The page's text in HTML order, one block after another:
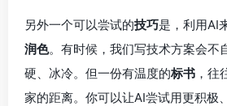
另外一个可以尝试的技巧是，利用AI
润色。有时候，我们写技术方案会不
硬、冰冷。但一份有温度的标书 ，往
家的距离。你可以让AI尝试用更积极